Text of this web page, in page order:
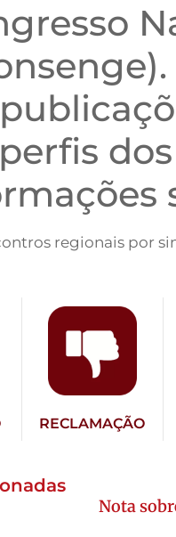
regionais por
RECLAMAÇÃO
Nota